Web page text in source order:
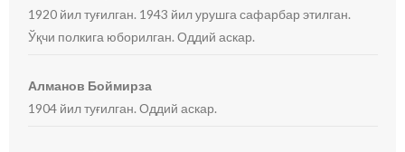
1920 йил туғилган. 1943 йил урушга сафарбар этилган.
Ўқчи полкига юборилган. Оддий аскар.
Алманов Боймирза
1904 йил туғилган. Оддий аскар.